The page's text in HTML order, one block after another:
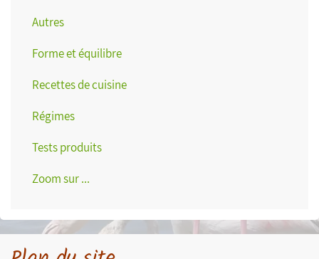
Autres
Forme et équilibre
Recettes de cuisine
Régimes
Tests produits
Zoom sur ...